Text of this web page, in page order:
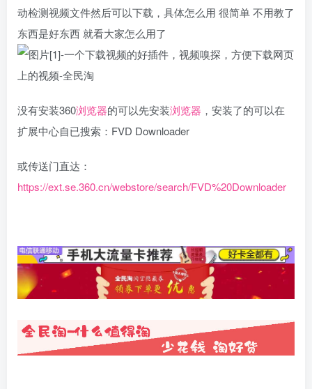
动检测视频文件然后可以下载，具体怎么用 很简单 不用教了
东西是好东西 就看大家怎么用了
没有安装360浏览器的可以先安装浏览器 ，安装了的可以在
扩展中心自已搜索：FVD Downloader
或传送门直达：
https://ext.se.360.cn/webstore/search/FVD%20Downloader